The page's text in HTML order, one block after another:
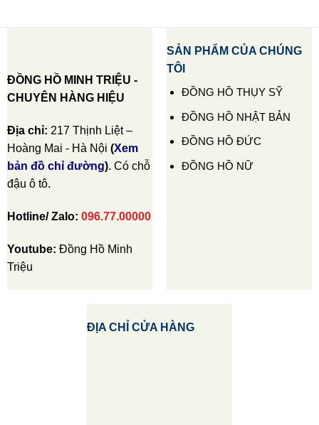
ĐỒNG HỒ MINH TRIỆU -
CHUYÊN HÀNG HIỆU
Địa chỉ: 217 Thịnh Liệt –
Hoàng Mai - Hà Nội (Xem
bản đồ chỉ đường). Có chỗ
đậu ô tô.
Hotline/ Zalo: 096.77.00000
Youtube: Đồng Hồ Minh
Triệu
SẢN PHẨM CỦA CHÚNG
TÔI
ĐỒNG HỒ THỤY SỸ
ĐỒNG HỒ NHẬT BẢN
ĐỒNG HỒ ĐỨC
ĐỒNG HỒ NỮ
ĐỊA CHỈ CỬA HÀNG